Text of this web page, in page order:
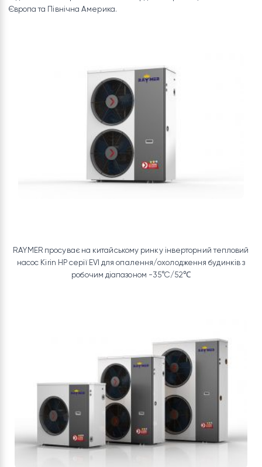
задоволення потреб ключових закордонних ринків, таких як
Європа та Північна Америка.
RAYMER просуває на китайському ринку інверторний
насос Kirin HP серії EVI для опалення/охолодження
робочим діапазоном -35°C/52℃